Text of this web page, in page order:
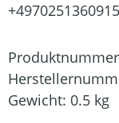
Gewicht: 0.5 kg